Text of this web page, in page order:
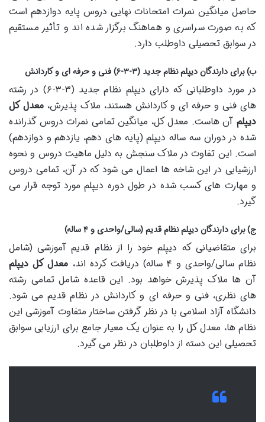
حاصل میانگین نمرات امتحانات نهایی دروس پایه دوازدهم است
که به صورت سراسری و هماهنگ برگزار شده اند و تأثیر مستقیم
در سوابق تحصیلی داوطلب دارد.
ب) برای دارندگان دیپلم نظام جدید (۳-۳-۶) فنی و حرفه ای و کاردانش
در مورد داوطلبانی که دارای دیپلم نظام جدید (۳-۳-۶) در رشته
های فنی و حرفه ای و کاردانش هستند، ملاک پذیرش،معدل کل
دیپلم آن هاست. معدل کل، میانگین تمامی نمرات دروس گذرانده
شده در دوران سه ساله دیپلم (پایه های دهم، یازدهم و دوازدهم)
است. این تفاوت در ملاک سنجش به دلیل ماهیت دروس و نحوه
ارزشیابی در این شاخه ها اعمال می شود که در آن، تمامی دروس
و مهارت های کسب شده در طول دوره دیپلم مورد توجه قرار می
گیرد.
ج) برای دارندگان دیپلم نظام قدیم (سالی/واحدی و ۴ ساله)
برای متقاضیانی که دیپلم خود را از نظام قدیم آموزشی (شامل
نظام سالی/واحدی و ۴ ساله) دریافت کرده اند،
معدل کل دیپلم
آن ها ملاک پذیرش خواهد بود. این قاعده شامل تمامی رشته
های نظری، فنی و حرفه ای و کاردانش در نظام قدیم می شود.
دانشگاه آزاد اسلامی با در نظر گرفتن ساختار متفاوت آموزشی این
نظام ها، معدل کل را به عنوان یک معیار جامع برای ارزیابی سوابق
تحصیلی این دسته از داوطلبان در نظر می گیرد.